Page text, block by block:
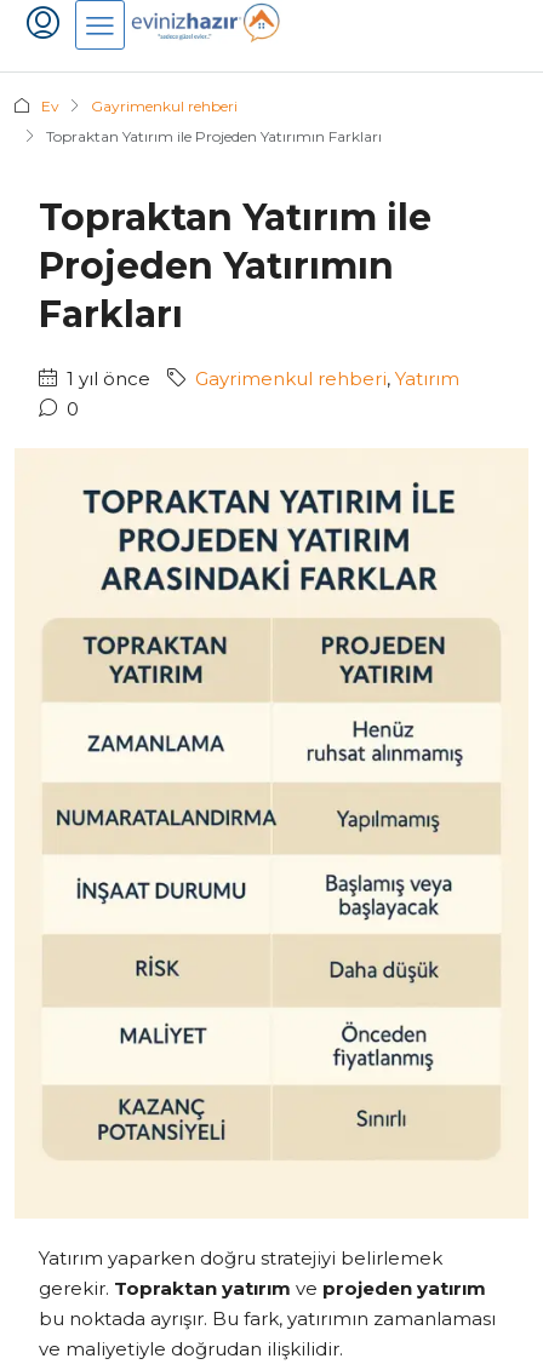
Ev
Gayrimenkul rehberi
Topraktan Yatırım ile Projeden Yatırımın Farkları
Topraktan Yatırım ile
Projeden Yatırımın
Farkları
1 yıl önce Gayrimenkul rehberi, Yatırım
0
Yatırım yaparken doğru stratejiyi belirlemek
gerekir. Topraktan yatırım ve projeden yatırım
bu noktada ayrışır. Bu fark, yatırımın zamanlaması
ve maliyetiyle doğrudan ilişkilidir.